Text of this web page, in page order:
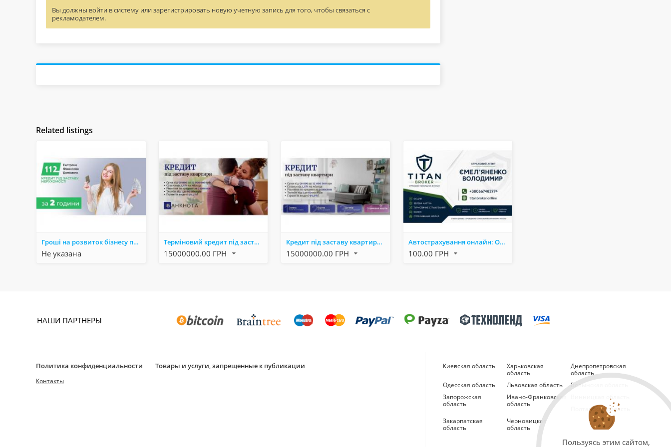
Пользуясь этим сайтом,
Вы должны войти в систему или зарегистрировать новую учетную запись для того, чтобы связаться с
рекламодателем.
Related listings
Гроші на розвиток бізнесу під заставу нерухомості до 30 000 000
Не указана
Терміновий кредит під заставу нерухомості Київ — гроші в день звернення.
15000000.00 ГРН
Кредит під заставу квартири Київ — гроші за 1 день без довідок про доходи.
15000000.00 ГРН
Автострахування онлайн: ОСЦПВ, КАСКО та Зелена картка за вигідною ціною
100.00 ГРН
НАШИ ПАРТНЕРЫ
Политика конфиденциальности Товары и услуги, запрещенные к публикации
Контакты
Киевская область
Харьковская
область
Днепропетровская
область
Одесская область
Львовская область
Волынская область
Запорожская
область
Ивано-Франковская
область
Винницкая область
Полтавская область
Закарпатская
область
Черновицкая
область